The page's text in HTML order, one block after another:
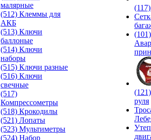
малярные
(512) Клеммы для
АКБ
(513) Ключи
баллоные
(514) Ключи
наборы
(515) Ключи разные
(516) Ключи
свечные
(517)
Компрессометры
(518) Крокодилы
(521) Лопаты
(523) Мультиметры
(524) Набор
(101)
руля